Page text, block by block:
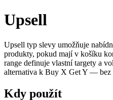
Upsell
Upsell typ slevy umožňuje
produkty, pokud mají v košíku
range definuje vlastní targety a
alternativa k Buy X Get Y — bez
Kdy použít